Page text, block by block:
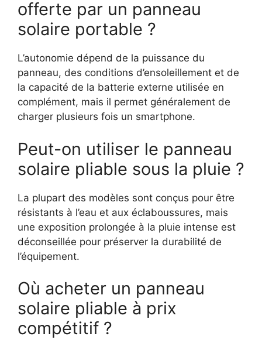
offerte par un panneau
solaire portable ?
L’autonomie dépend de la puissance du
panneau, des conditions d’ensoleillement et de
la capacité de la batterie externe utilisée en
complément, mais il permet généralement de
charger plusieurs fois un smartphone.
Peut-on utiliser le panneau
solaire pliable sous la pluie ?
La plupart des modèles sont conçus pour être
résistants à l’eau et aux éclaboussures, mais
une exposition prolongée à la pluie intense est
déconseillée pour préserver la durabilité de
l’équipement.
Où acheter un panneau
solaire pliable à prix
compétitif ?